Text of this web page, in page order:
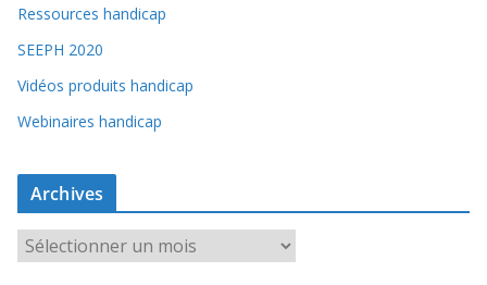
Ressources handicap
SEEPH 2020
Vidéos produits handicap
Webinaires handicap
Archives